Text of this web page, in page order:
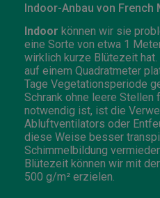
Indoor-Anbau von French
Indoor können wir sie
eine Sorte von etwa 1
wirklich kurze Blütezeit
auf einem Quadratmeter
Tage Vegetationsperiode
Schrank ohne leere Stellen
notwendig ist, ist die
Abluftventilators oder
diese Weise besser
Schimmelbildung
Blütezeit können wir mit
500 g/m² erzielen.